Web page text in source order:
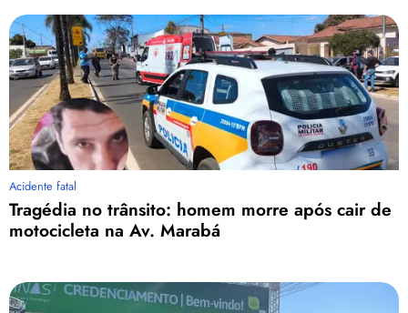
Acidente fatal
Tragédia no trânsito: homem morre após cair de
motocicleta na Av. Marabá